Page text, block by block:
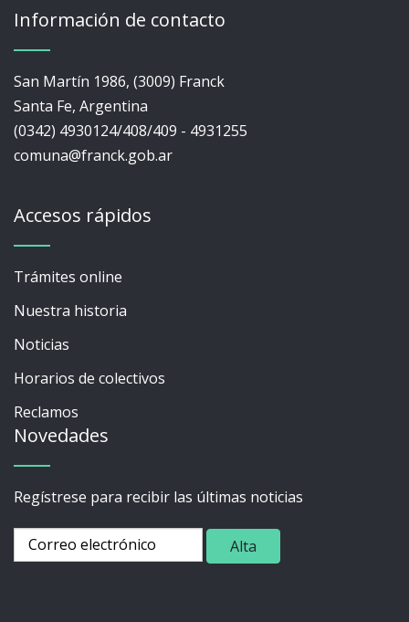
Información de contacto
San Martín 1986, (3009) Franck
Santa Fe, Argentina
(0342) 4930124/408/409 - 4931255
comuna@franck.gob.ar
Accesos rápidos
Trámites online
Nuestra historia
Noticias
Horarios de colectivos
Reclamos
Novedades
Regístrese para recibir las últimas noticias